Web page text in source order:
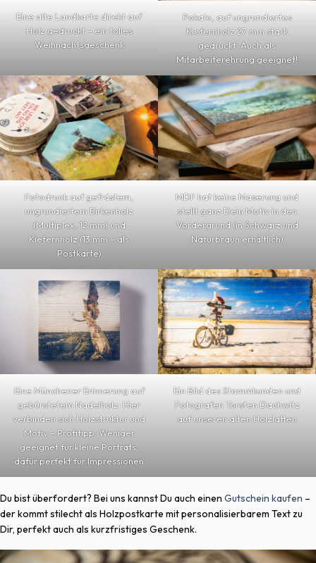
Eine alte Landkarte direkt auf
Holz gedruckt – ein tolles
Weihnachtsgeschenk
Pokale, auf ungrundiertes
Kiefernholz 27 mm stark
gedruckt: Auch als
Mitarbeiterehrung geeignet!
Fotodruck auf gefrästem,
ungrundiertem Birkenholz
(Multiplex, 12 mm) und
Kiefernholz (13 mm – als
Postkarte)
MDF hat keine Maserung und
stellt ganz Dein Motiv in den
Vordergrund (in Schwarz und
Naturbraun erhältlich)
Eine Münchener Erinnerung auf
gebürstetem Nadelholz: Hier
verbinden sich Holzstruktur und
Motiv – Profitipp: Weniger
geeignet für kleine Porträts,
dafür perfekt für Impressionen
Ein Bild des Stammkunden und
Fotografen Torsten Dachwitz
auf unseren alten Holzlatten
Du bist überfordert? Bei uns kannst Du auch einen Gutschein kaufen –
der kommt stilecht als Holzpostkarte mit personalisierbarem Text zu
Dir, perfekt auch als kurzfristiges Geschenk.